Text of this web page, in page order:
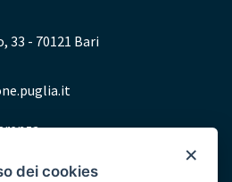
33 - 70121 Bari
×
dei cookies